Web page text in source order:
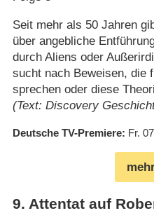
Seit mehr als 50 Jahren
über angebliche
durch Aliens oder
sucht nach Beweisen, die
sprechen oder diese
(Text: Discovery
Deutsche TV-Premiere Fr.
9. Attentat auf